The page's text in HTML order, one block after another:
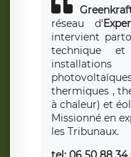
réseau d'
intervient
technique
installations
thermiques ,
à chaleur) et
Missionné en
les Tribunaux.